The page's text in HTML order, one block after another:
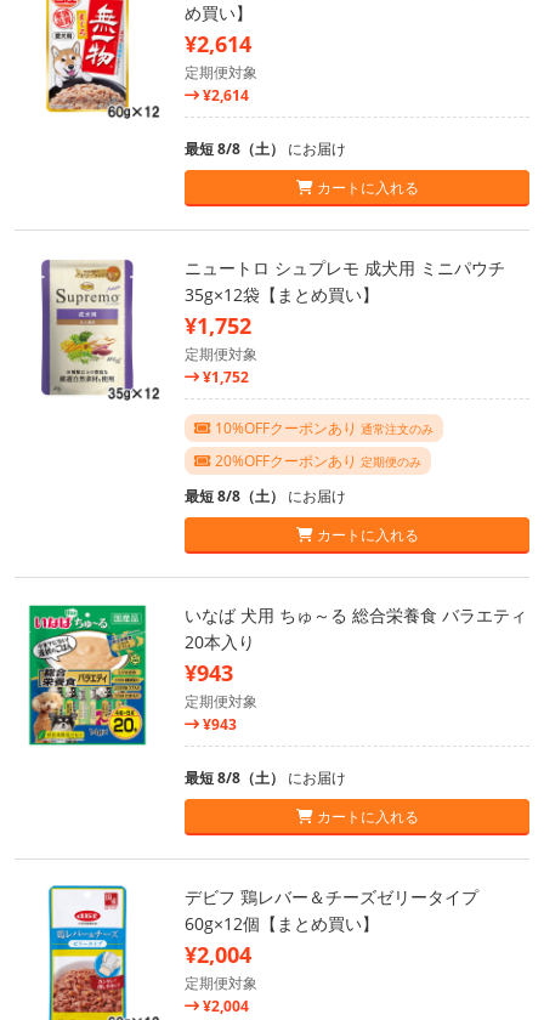
め買い】
¥2,614
定期便対象
¥2,614
最短 8/8（土） にお届け
カートに入れる
ニュートロ シュプレモ 成犬用 ミニパウチ
35g×12袋【まとめ買い】
¥1,752
定期便対象
¥1,752
10%OFFクーポンあり 通常注文のみ
20%OFFクーポンあり 定期便のみ
最短 8/8（土） にお届け
カートに入れる
いなば 犬用 ちゅ～る 総合栄養食 バラエティ
20本入り
¥943
定期便対象
¥943
最短 8/8（土） にお届け
カートに入れる
デビフ 鶏レバー＆チーズゼリータイプ
60g×12個【まとめ買い】
¥2,004
定期便対象
¥2,004